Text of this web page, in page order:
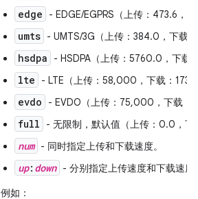
edge - EDGE/EGPRS（上传：473.6，
umts - UMTS/3G（上传：384.0，下载
hsdpa - HSDPA（上传：5760.0，下载
lte - LTE（上传：58,000，下载：
evdo - EVDO（上传：75,000，下载
full - 无限制，默认值（上传：0.0，
num - 同时指定上传和下载速度。
up: down - 分别指定上传速度和下载速度
例如：